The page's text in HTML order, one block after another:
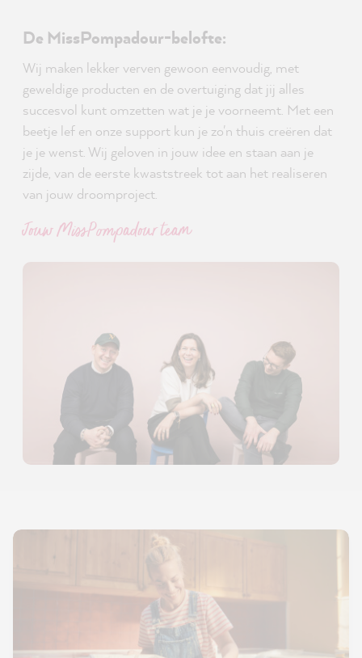
De MissPompadour-belofte:
Wij maken lekker verven gewoon eenvoudig, met
geweldige producten en de overtuiging dat jij alles
succesvol kunt omzetten wat je je voorneemt. Met een
beetje lef en onze support kun je zo'n thuis creëren dat
je je wenst. Wij geloven in jouw idee en staan aan je
zijde, van de eerste kwaststreek tot aan het realiseren
van jouw droomproject.
Jouw MissPompadour team